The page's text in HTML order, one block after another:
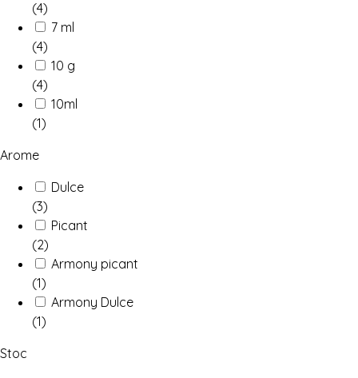
(4)
7 ml
(4)
10 g
(4)
10ml
(1)
Arome
Dulce
(3)
Picant
(2)
Armony picant
(1)
Armony Dulce
(1)
Stoc